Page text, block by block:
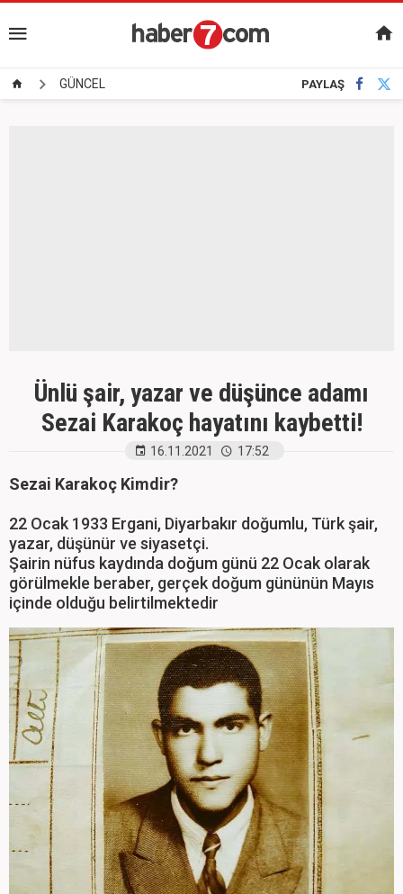
GÜNCEL PAYLAŞ
Ünlü şair, yazar ve düşünce adamı
Sezai Karakoç hayatını kaybetti!
16.11.2021 17:52
Sezai Karakoç Kimdir?
22 Ocak 1933 Ergani, Diyarbakır doğumlu, Türk şair,
yazar, düşünür ve siyasetçi.
Şairin nüfus kaydında doğum günü 22 Ocak olarak
görülmekle beraber, gerçek doğum gününün Mayıs
içinde olduğu belirtilmektedir